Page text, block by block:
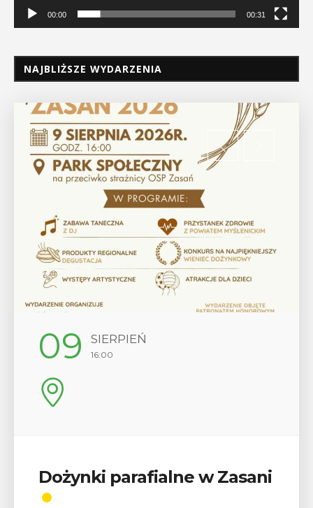
00:00 00:31
NAJBLIŻSZE WYDARZENIA
12 SIERPIEŃ
17:00
Wykład „Jak zdobyć
odznaki na myślenickich